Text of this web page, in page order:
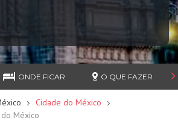
ONDE FICAR O QUE FAZER
Cidade do México
México